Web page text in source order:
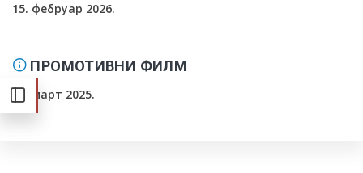
15. фебруар 2026.
ПРОМОТИВНИ ФИЛМ
26. март 2025.